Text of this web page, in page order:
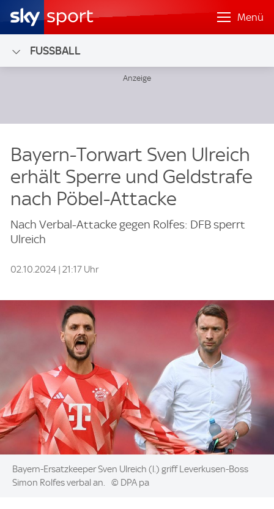
Menü
FUSSBALL
Bayern-Torwart Sven Ulreich
erhält Sperre und Geldstrafe
nach Pöbel-Attacke
Nach Verbal-Attacke gegen Rolfes: DFB sperrt
Ulreich
02.10.2024 | 21:17 Uhr
Image:
Bayern-Ersatzkeeper Sven Ulreich (l.) griff Leverkusen-Boss
Simon Rolfes verbal an.
© DPA pa